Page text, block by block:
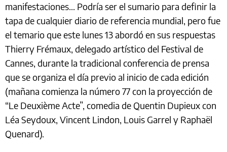
manifestaciones... Podría ser el sumario para definir la
tapa de cualquier diario de referencia mundial, pero fue
el temario que este lunes 13 abordó en sus respuestas
Thierry Frémaux, delegado artístico del Festival de
Cannes, durante la tradicional conferencia de prensa
que se organiza el día previo al inicio de cada edición
(mañana comienza la número 77 con la proyección de
“Le Deuxième Acte”, comedia de Quentin Dupieux con
Léa Seydoux, Vincent Lindon, Louis Garrel y Raphaël
Quenard).